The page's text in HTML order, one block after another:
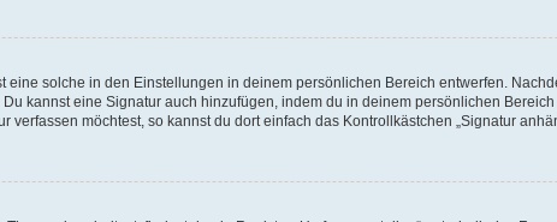
solche in den Einstellungen in deinem persönlichen Bereich entwerfen.
kannst eine Signatur auch hinzufügen, indem du in deinem persönlichen
möchtest, so kannst du dort einfach das Kontrollkästchen „Signatur